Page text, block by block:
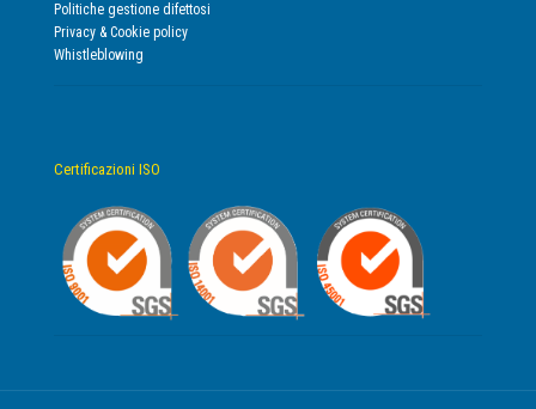
Politiche gestione difettosi
Privacy & Cookie policy
Whistleblowing
Certificazioni ISO